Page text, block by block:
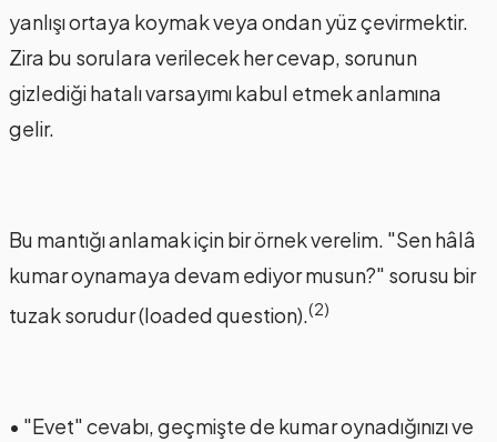
yanlışı ortaya koymak veya ondan yüz çevirmektir.
Zira bu sorulara verilecek her cevap, sorunun
gizlediği hatalı varsayımı kabul etmek anlamına
gelir.
Bu mantığı anlamak için bir örnek verelim. "Sen hâlâ
kumar oynamaya devam ediyor musun?" sorusu bir
tuzak sorudur (loaded question). (2)
• "Evet" cevabı, geçmişte de kumar oynadığınızı ve